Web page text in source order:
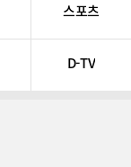
스포츠
D-TV